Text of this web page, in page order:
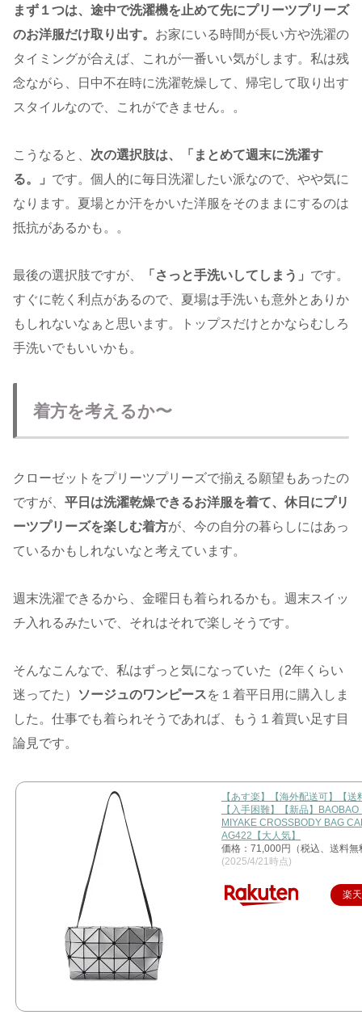
まず１つは、途中で洗濯機を止めて先にプリーツプリーズ
のお洋服だけ取り出す。 お家にいる時間が長い方や洗濯の
タイミングが合えば、これが一番いい気がします。私は残
念ながら、日中不在時に洗濯乾燥して、帰宅して取り出す
スタイルなので、これができません。。
こうなると、 次の選択肢は、「まとめて週末に洗濯す
る。」 です。個人的に毎日洗濯したい派なので、やや気に
なります。夏場とか汗をかいた洋服をそのままにするのは
抵抗があるかも。。
最後の選択肢ですが、 「さっと手洗いしてしまう」 です。
すぐに乾く利点があるので、夏場は手洗いも意外とありか
もしれないなぁと思います。トップスだけとかならむしろ
手洗いでもいいかも。
着方を考えるか〜
クローゼットをプリーツプリーズで揃える願望もあったの
ですが、 平日は洗濯乾燥できるお洋服を着て、休日にプリ
ーツプリーズを楽しむ着方が、今の自分の暮らしにはあっ
ているかもしれないなと考えています。
週末洗濯できるから、金曜日も着られるかも。週末スイッ
チ入れるみたいで、それはそれで楽しそうです。
そんなこんなで、私はずっと気になっていた（2年くらい
迷ってた）
ソージュのワンピースを１着平日用に購入しま
した。仕事でも着られそうであれば、もう１着買い足す目
論見です。
【あす楽】【海外配送可】【送
【入手困難】【新品】BAOBAO
MIYAKE CROSSBODY BAG
AG422【大人気】
価格：71,000円（税込、送料無
(2025/4/21時点)
楽